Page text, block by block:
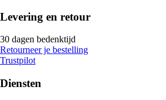
Levering en retour
30 dagen bedenktijd
Retourneer je bestelling
Trustpilot
Diensten